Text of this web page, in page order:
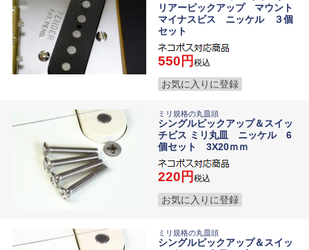
リアーピックアップ マウント
マイナスビス ニッケル ３個
セット
550 税込
お気に入りに登録
ミリ規格の丸皿頭
シングルピックアップ＆スイッ
チビス ミリ丸皿 ニッケル 6
個セット 3X20ｍｍ
220 税込
お気に入りに登録
ミリ規格の丸皿頭
シングルピックアップ＆スイッ